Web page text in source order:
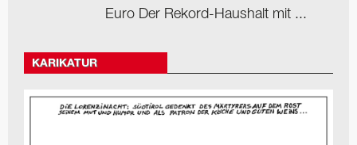
Euro Der Rekord-Haushalt mit ...
KARIKATUR